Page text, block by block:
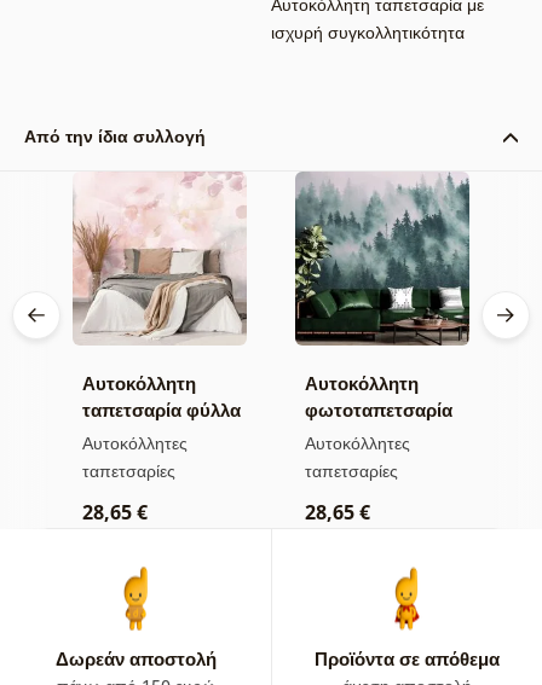
ισχυρή συγκολλητικότητα
Από την ίδια συλλογή
Αυτοκόλλητη
ταπετσαρία φύλλα
με παστέλ
απόχρωση
Αυτοκόλλητες
ταπετσαρίες
28,65 €
Αυτοκόλλητη
φωτοταπετσαρία
δάσος στην ομίχλη
Αυτοκόλλητες
ταπετσαρίες
28,65 €
Δωρεάν αποστολή Προϊόντα σε απόθεμα